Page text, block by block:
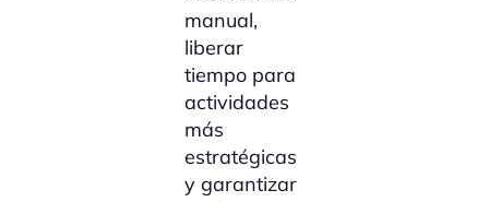
manual,
liberar
tiempo para
actividades
más
estratégicas
y garantizar